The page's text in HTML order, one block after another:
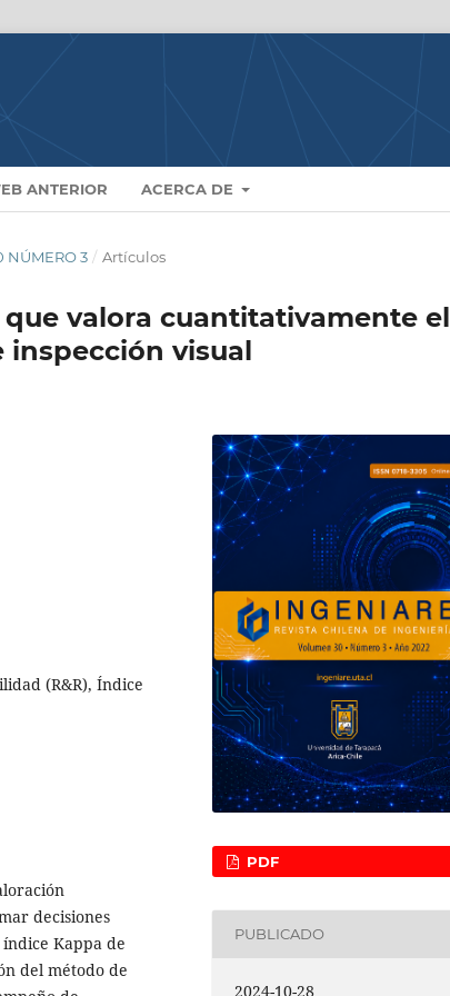
ANTERIOR ACERCA DE
NÚMERO 3 / Artículos
valora cuantitativamente el
inspección visual
(R&R), Índice
decisiones
Kappa de
del método de
PDF
PUBLICADO
2024-10-28